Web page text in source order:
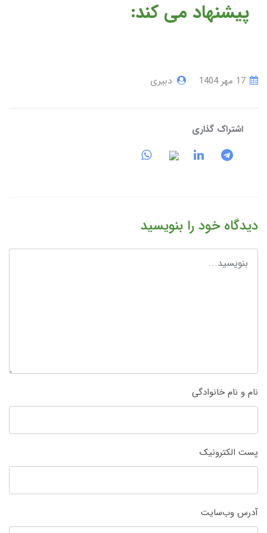
پیشنهاد می کند:
دبیری
اشتراک گذاری
دیدگاه خود را بنویسید
نام و نام خانوادگی
پست الکترونیک
آدرس وب‌سایت